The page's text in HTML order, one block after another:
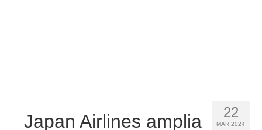
22
MAR 2024
Japan Airlines amplia